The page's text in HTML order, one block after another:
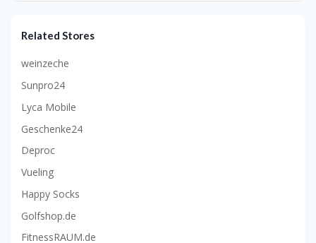
Related Stores
weinzeche
Sunpro24
Lyca Mobile
Geschenke24
Deproc
Vueling
Happy Socks
Golfshop.de
FitnessRAUM.de